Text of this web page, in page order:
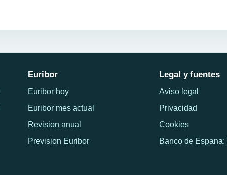
Euribor
Euribor hoy
Euribor mes actual
Revision anual
Prevision Euribor
Legal y fuentes
Aviso legal
Privacidad
Cookies
Banco de